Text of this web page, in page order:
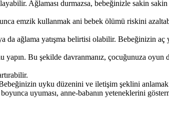
Ağlaması durmazsa, bebeğinizle sakin sakin
emzik kullanmak ani bebek ölümü riskini
da ağlama yatışma belirtisi olabilir. Bebeğinizin aç
Bu şekilde davranmanız, çocuğunuza oyun
uyku düzenini ve iletişim şeklini
uyuması, anne-babanın yeteneklerini